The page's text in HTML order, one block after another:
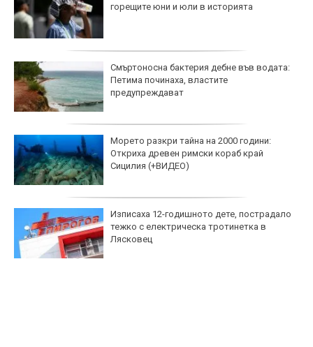
горещите юни и юли в историята
Смъртоносна бактерия дебне във водата:
Петима починаха, властите
предупреждават
Морето разкри тайна на 2000 години:
Откриха древен римски кораб край
Сицилия (+ВИДЕО)
Изписаха 12-годишното дете, пострадало
тежко с електрическа тротинетка в
Лясковец